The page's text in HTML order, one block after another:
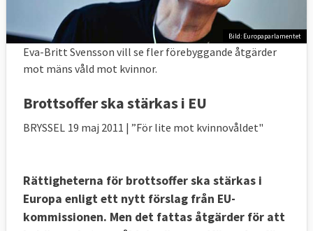
Bild: Europaparlamentet
Eva-Britt Svensson vill se fler förebyggande åtgärder
mot mäns våld mot kvinnor.
Brottsoffer ska stärkas i EU
BRYSSEL 19 maj 2011 | ”För lite mot kvinnovåldet"
Rättigheterna för brottsoffer ska stärkas i
Europa enligt ett nytt förslag från EU-
kommissionen. Men det fattas åtgärder för att